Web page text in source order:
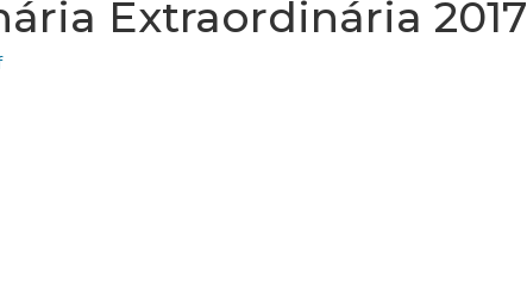
Extraordinária 2017